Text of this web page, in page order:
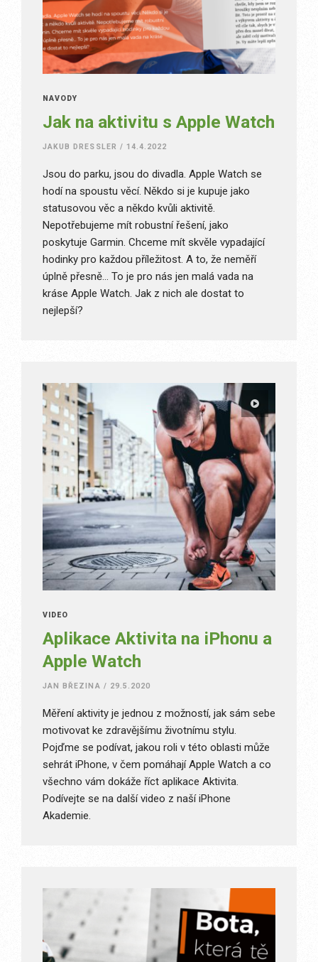
NÁVODY
Jak na aktivitu s Apple Watch
JAKUB DRESSLER / 14.4.2022
Jsou do parku, jsou do divadla. Apple Watch se
hodí na spoustu věcí. Někdo si je kupuje jako
statusovou věc a někdo kvůli aktivitě.
Nepotřebujeme mít robustní řešení, jako
poskytuje Garmin. Chceme mít skvěle vypadající
hodinky pro každou příležitost. A to, že neměří
úplně přesně… To je pro nás jen malá vada na
kráse Apple Watch. Jak z nich ale dostat to
nejlepší?
VIDEO
Aplikace Aktivita na iPhonu a
Apple Watch
JAN BŘEZINA / 29.5.2020
Měření aktivity je jednou z možností, jak sám sebe
motivovat ke zdravějšímu životnímu stylu.
Pojďme se podívat, jakou roli v této oblasti může
sehrát iPhone, v čem pomáhají Apple Watch a co
všechno vám dokáže říct aplikace Aktivita.
Podívejte se na další video z naší iPhone
Akademie.